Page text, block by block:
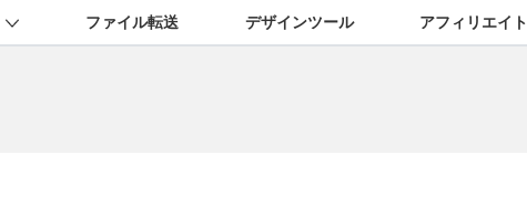
ファイル転送 デザインツール アフィリエイト